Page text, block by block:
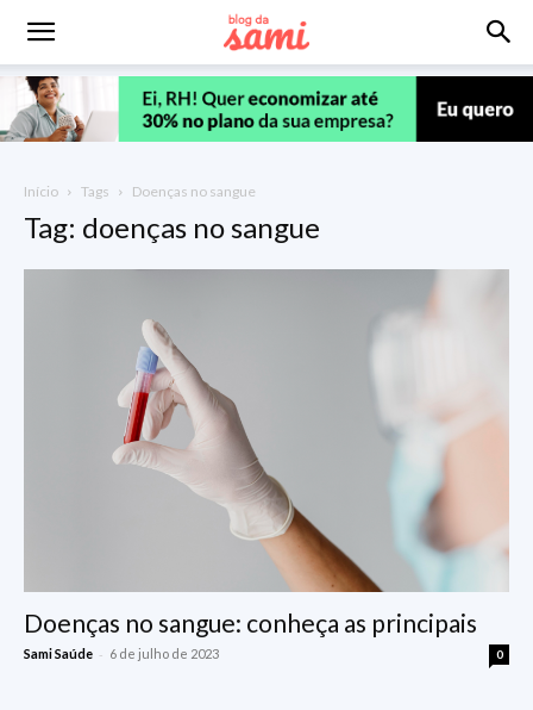
Início Tags Doenças no sangue
Tag: doenças no sangue
Doenças no sangue: conheça as principais
Sami Saúde - 6 de julho de 2023 0